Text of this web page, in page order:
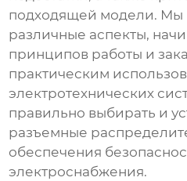
подходящей модели. Мы
различные аспекты,
принципов работы и
практическим
электротехнических
правильно выбирать и
разъемные
обеспечения
электроснабжения.